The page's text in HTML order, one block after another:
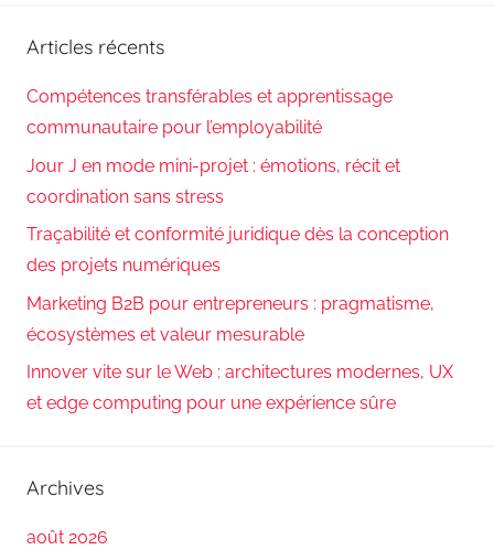
Articles récents
Compétences transférables et apprentissage
communautaire pour l’employabilité
Jour J en mode mini-projet : émotions, récit et
coordination sans stress
Traçabilité et conformité juridique dès la conception
des projets numériques
Marketing B2B pour entrepreneurs : pragmatisme,
écosystèmes et valeur mesurable
Innover vite sur le Web : architectures modernes, UX
et edge computing pour une expérience sûre
Archives
août 2026